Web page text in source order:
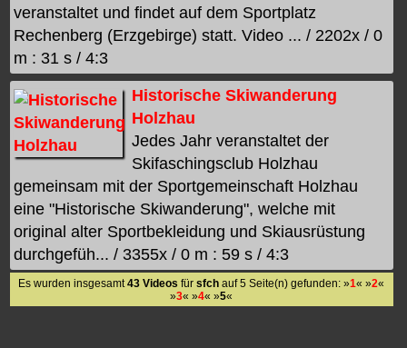
veranstaltet und findet auf dem Sportplatz
Rechenberg (Erzgebirge) statt. Video ... / 2202x / 0
m : 31 s / 4:3
Historische Skiwanderung
Holzhau
Jedes Jahr veranstaltet der
Skifaschingsclub Holzhau
gemeinsam mit der Sportgemeinschaft Holzhau
eine "Historische Skiwanderung", welche mit
original alter Sportbekleidung und Skiausrüstung
durchgefüh... / 3355x / 0 m : 59 s / 4:3
Es wurden insgesamt43 Videos fürsfch auf 5 Seite(n) gefunden: »1« »2«
»3« »4« »5«